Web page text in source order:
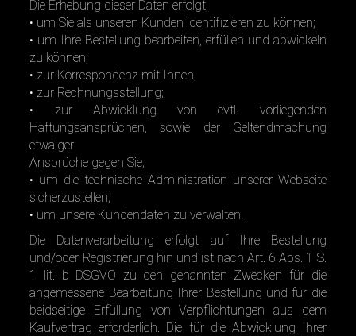
Die Erhebung dieser Daten erfolgt,
• um Sie als unseren Kunden identifizieren zu können;
• um Ihre Bestellung bearbeiten, erfüllen und abwickeln
zu können;
• zur Korrespondenz mit Ihnen;
• zur Rechnungsstellung;
• zur Abwicklung von evtl. vorliegenden
Haftungsansprüchen, sowie der Geltendmachung
etwaiger
Ansprüche gegen Sie;
• um die technische Administration unserer Webseite
sicherzustellen;
• um unsere Kundendaten zu verwalten.
Die Datenverarbeitung erfolgt auf Ihre Bestellung
und/oder Registrierung hin und ist nach Art. 6 Abs. 1 S.
1 lit. b DSGVO zu den genannten Zwecken für die
angemessene Bearbeitung Ihrer Bestellung und für die
beidseitige Erfüllung von Verpflichtungen aus dem
Kaufvertrag erforderlich. Die für die Abwicklung Ihrer